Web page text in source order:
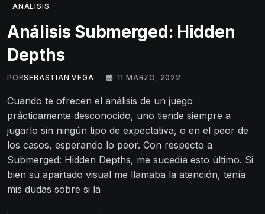
ANÁLISIS
Análisis Submerged: Hidden
Depths
PORSEBASTIAN VEGA 11 MARZO, 2022
Cuando te ofrecen el análisis de un juego
prácticamente desconocido, uno tiende siempre a
jugarlo sin ningún tipo de expectativa, o en el peor de
los casos, esperando lo peor. Con respecto a
Submerged: Hidden Depths, me sucedía esto último. Si
bien su apartado visual me llamaba la atención, tenía
mis dudas sobre si la